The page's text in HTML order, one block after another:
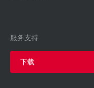
服务支持
下载